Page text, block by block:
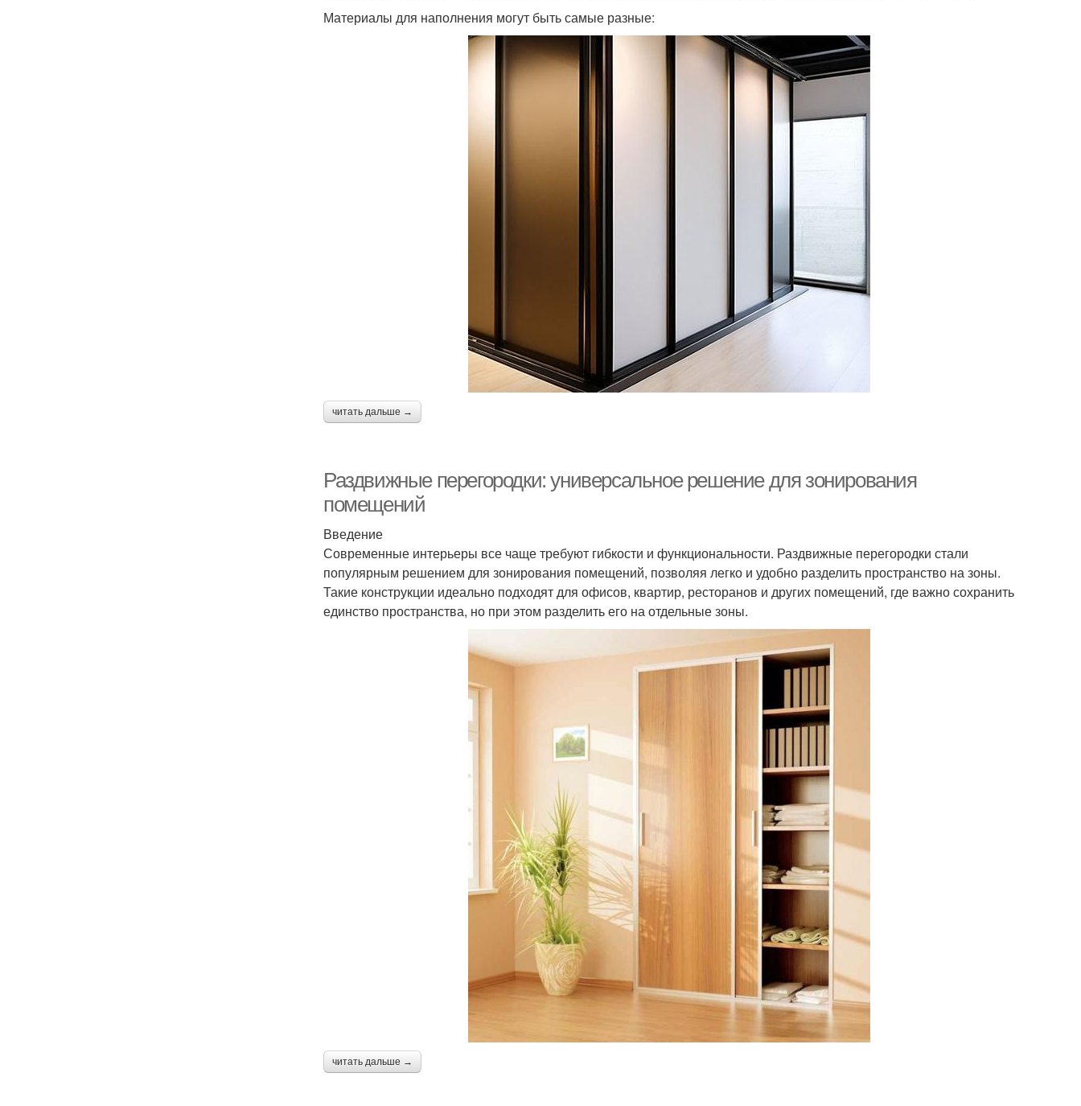
Материалы для наполнения могут быть самые разные:
читать дальше →
Раздвижные перегородки: универсальное решение для зонирования
помещений
Введение
Современные интерьеры все чаще требуют гибкости и функциональности. Раздвижные перегородки стали
популярным решением для зонирования помещений, позволяя легко и удобно разделить пространство на зоны.
Такие конструкции идеально подходят для офисов, квартир, ресторанов и других помещений, где важно сохранить
единство пространства, но при этом разделить его на отдельные зоны.
читать дальше →